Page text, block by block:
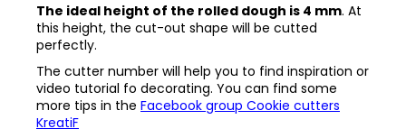
The ideal height of the rolled dough is 4 mm. At
this height, the cut-out shape will be cutted
perfectly.
The cutter number will help you to find inspiration or
video tutorial fo decorating. You can find some
more tips in the Facebook group Cookie cutters
KreatiF